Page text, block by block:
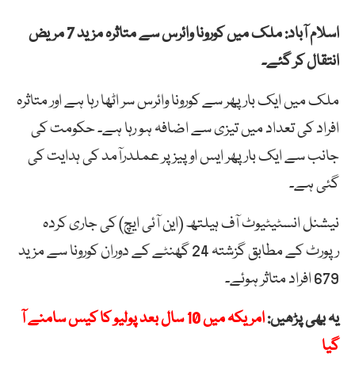
اسلام آباد: ملک میں کورونا وائرس سے متاثرہ مزید 7 مریض
انتقال کر گئے۔
ملک میں ایک بار پھر سے کورونا وائرس سر اٹھا رہا ہے اور متاثرہ
افراد کی تعداد میں تیزی سے اضافہ ہو رہا ہے۔ حکومت کی
جانب سے ایک بار پھر ایس او پیز پر عملدرآمد کی ہدایت کی
گئی ہے۔
نیشنل انسٹیٹیوٹ آف ہیلتھ (این آئی ایچ) کی جاری کردہ
رپورٹ کے مطابق گزشتہ 24 گھنٹے کے دوران کورونا سے مزید
679 افراد متاثر ہوئے۔
یہ بھی پڑھیں:
امریکہ میں 10 سال بعد پولیو کا کیس سامنے آ
گیا